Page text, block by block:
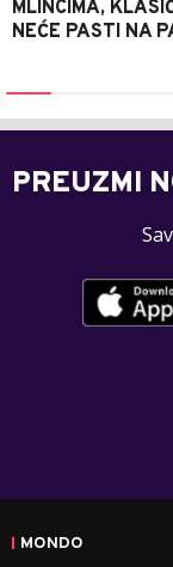
MLINCIMA,
NEĆE PASTI NA
PREUZMI
MONDO